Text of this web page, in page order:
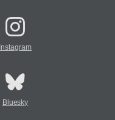
Instagram
Bluesky